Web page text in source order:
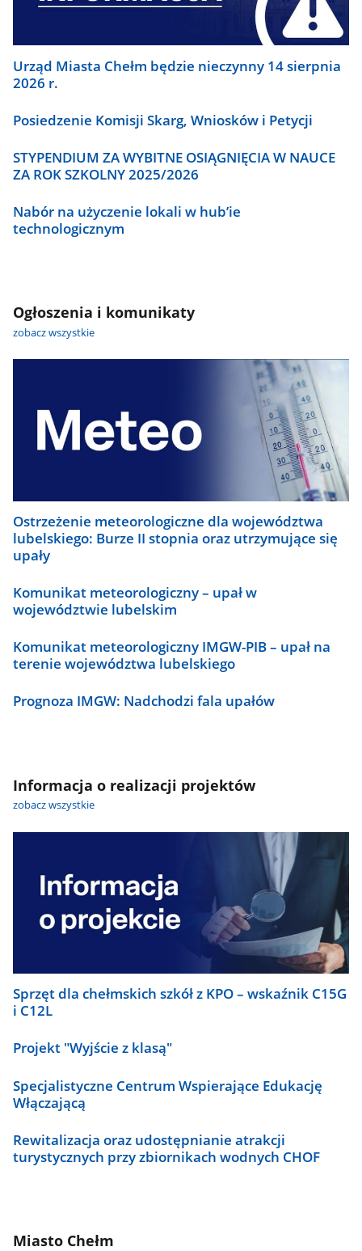
Urząd Miasta Chełm będzie nieczynny 14 sierpnia
2026 r.
Posiedzenie Komisji Skarg, Wniosków i Petycji
STYPENDIUM ZA WYBITNE OSIĄGNIĘCIA W NAUCE
ZA ROK SZKOLNY 2025/2026
Nabór na użyczenie lokali w hub’ie
technologicznym
Ogłoszenia i komunikaty
zobacz wszystkie
Ostrzeżenie meteorologiczne dla województwa
lubelskiego: Burze II stopnia oraz utrzymujące się
upały
Komunikat meteorologiczny – upał w
województwie lubelskim
Komunikat meteorologiczny IMGW-PIB – upał na
terenie województwa lubelskiego
Prognoza IMGW: Nadchodzi fala upałów
Informacja o realizacji projektów
zobacz wszystkie
Sprzęt dla chełmskich szkół z KPO – wskaźnik C15G
i C12L
Projekt "Wyjście z klasą"
Specjalistyczne Centrum Wspierające Edukację
Włączającą
Rewitalizacja oraz udostępnianie atrakcji
turystycznych przy zbiornikach wodnych CHOF
Miasto Chełm